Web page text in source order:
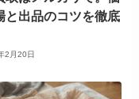
と出品のコツを徹底
2月20日